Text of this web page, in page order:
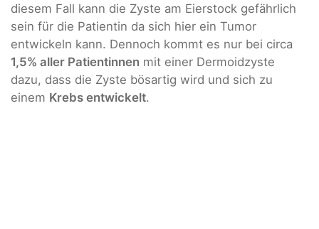
diesem Fall kann die Zyste am Eierstock gefährlich
sein für die Patientin da sich hier ein Tumor
entwickeln kann. Dennoch kommt es nur bei circa
1,5% aller Patientinnen mit einer Dermoidzyste
dazu, dass die Zyste bösartig wird und sich zu
einem Krebs entwickelt.